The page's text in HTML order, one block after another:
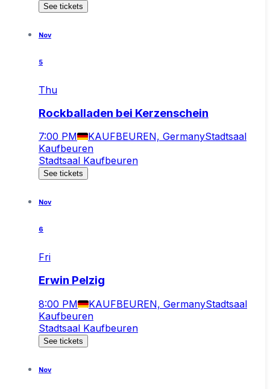
See tickets
Nov
5
Thu
Rockballaden bei Kerzenschein
7:00 PM KAUFBEUREN, GermanyStadtsaal
Kaufbeuren
Stadtsaal Kaufbeuren
See tickets
Nov
6
Fri
Erwin Pelzig
8:00 PM KAUFBEUREN, GermanyStadtsaal
Kaufbeuren
Stadtsaal Kaufbeuren
See tickets
Nov